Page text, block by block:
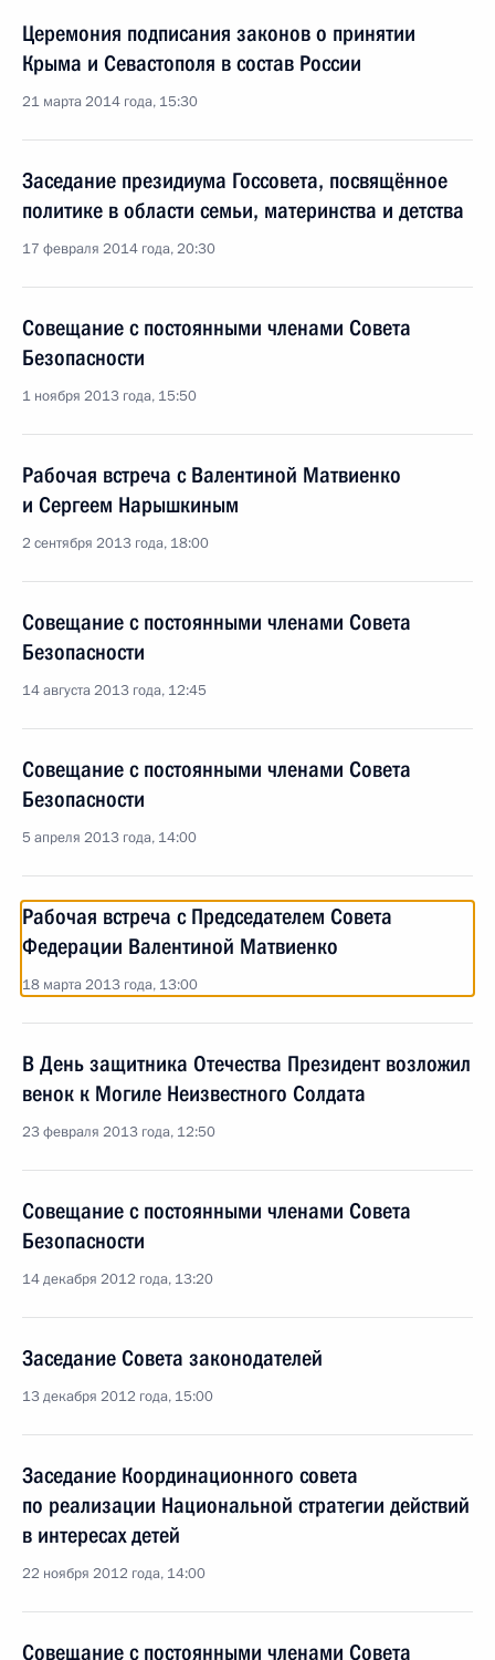
Церемония подписания законов о принятии
Крыма и Севастополя в состав России
21 марта 2014 года, 15:30
Заседание президиума Госсовета, посвящённое
политике в области семьи, материнства и детства
17 февраля 2014 года, 20:30
Совещание с постоянными членами Совета
Безопасности
1 ноября 2013 года, 15:50
Рабочая встреча с Валентиной Матвиенко
и Сергеем Нарышкиным
2 сентября 2013 года, 18:00
Совещание с постоянными членами Совета
Безопасности
14 августа 2013 года, 12:45
Совещание с постоянными членами Совета
Безопасности
5 апреля 2013 года, 14:00
Рабочая встреча с Председателем Совета
Федерации Валентиной Матвиенко
18 марта 2013 года, 13:00
В День защитника Отечества Президент возложил
венок к Могиле Неизвестного Солдата
23 февраля 2013 года, 12:50
Совещание с постоянными членами Совета
Безопасности
14 декабря 2012 года, 13:20
Заседание Совета законодателей
13 декабря 2012 года, 15:00
Заседание Координационного совета
по реализации Национальной стратегии действий
в интересах детей
22 ноября 2012 года, 14:00
Совещание с постоянными членами Совета